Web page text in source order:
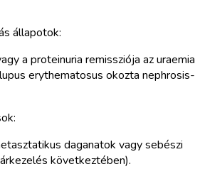
állapotok:
a proteinuria remissziója az uraemia
erythematosus okozta nephrosis-
daganatok vagy sebészi
következtében).